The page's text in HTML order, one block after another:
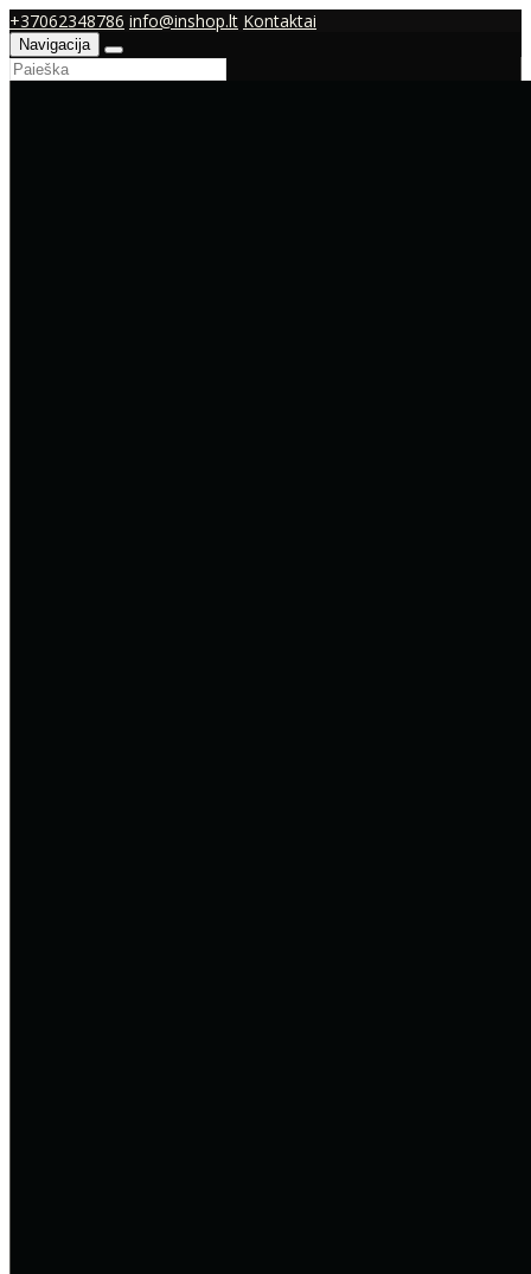
+37062348786 info@inshop.lt Kontaktai
Navigacija